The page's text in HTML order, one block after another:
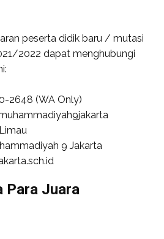
peserta didik baru / mutasi
2022 dapat menghubungi
2648 (WA Only)
9 Jakarta
Para Juara